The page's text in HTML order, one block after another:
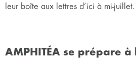
leur boîte aux lettres d’ici à mi-juillet.
AMPHITÉA se prépare à